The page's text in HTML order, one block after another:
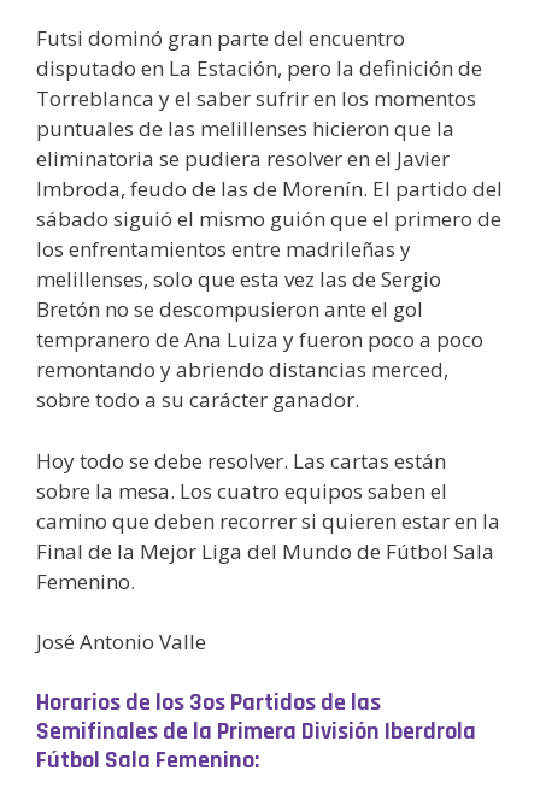
Futsi dominó gran parte del encuentro
disputado en La Estación, pero la definición de
Torreblanca y el saber sufrir en los momentos
puntuales de las melillenses hicieron que la
eliminatoria se pudiera resolver en el Javier
Imbroda, feudo de las de Morenín. El partido del
sábado siguió el mismo guión que el primero de
los enfrentamientos entre madrileñas y
melillenses, solo que esta vez las de Sergio
Bretón no se descompusieron ante el gol
tempranero de Ana Luiza y fueron poco a poco
remontando y abriendo distancias merced,
sobre todo a su carácter ganador.
Hoy todo se debe resolver. Las cartas están
sobre la mesa. Los cuatro equipos saben el
camino que deben recorrer si quieren estar en la
Final de la Mejor Liga del Mundo de Fútbol Sala
Femenino.
José Antonio Valle
Horarios de los 3os Partidos de las
Semifinales de la Primera División Iberdrola
Fútbol Sala Femenino: